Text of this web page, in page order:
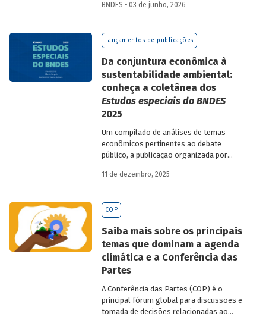
sua prestação de contas. O documento
principais resultados, os impactos de sua
atuação no ano, e mostra como o BNDES
consistente e sólida, mesmo diante de
cenários desafiadores.
BNDES • 03 de junho, 2026
Lançamentos de publicações
Da conjuntura econômica à
sustentabilidade ambiental:
conheça a coletânea dos
Estudos especiais do BNDES
2025
Um compilado de análises de temas
econômicos pertinentes ao debate
público, a publicação organizada por
Souza, economistas do BNDES, reúne 25
BNDES
11 de dezembro, 2025
COP
Saiba mais sobre os principais
temas que dominam a agenda
climática e a Conferência das
Partes
A Conferência das Partes (COP) é o
principal fórum global para discussões e
tomada de decisões relacionadas ao